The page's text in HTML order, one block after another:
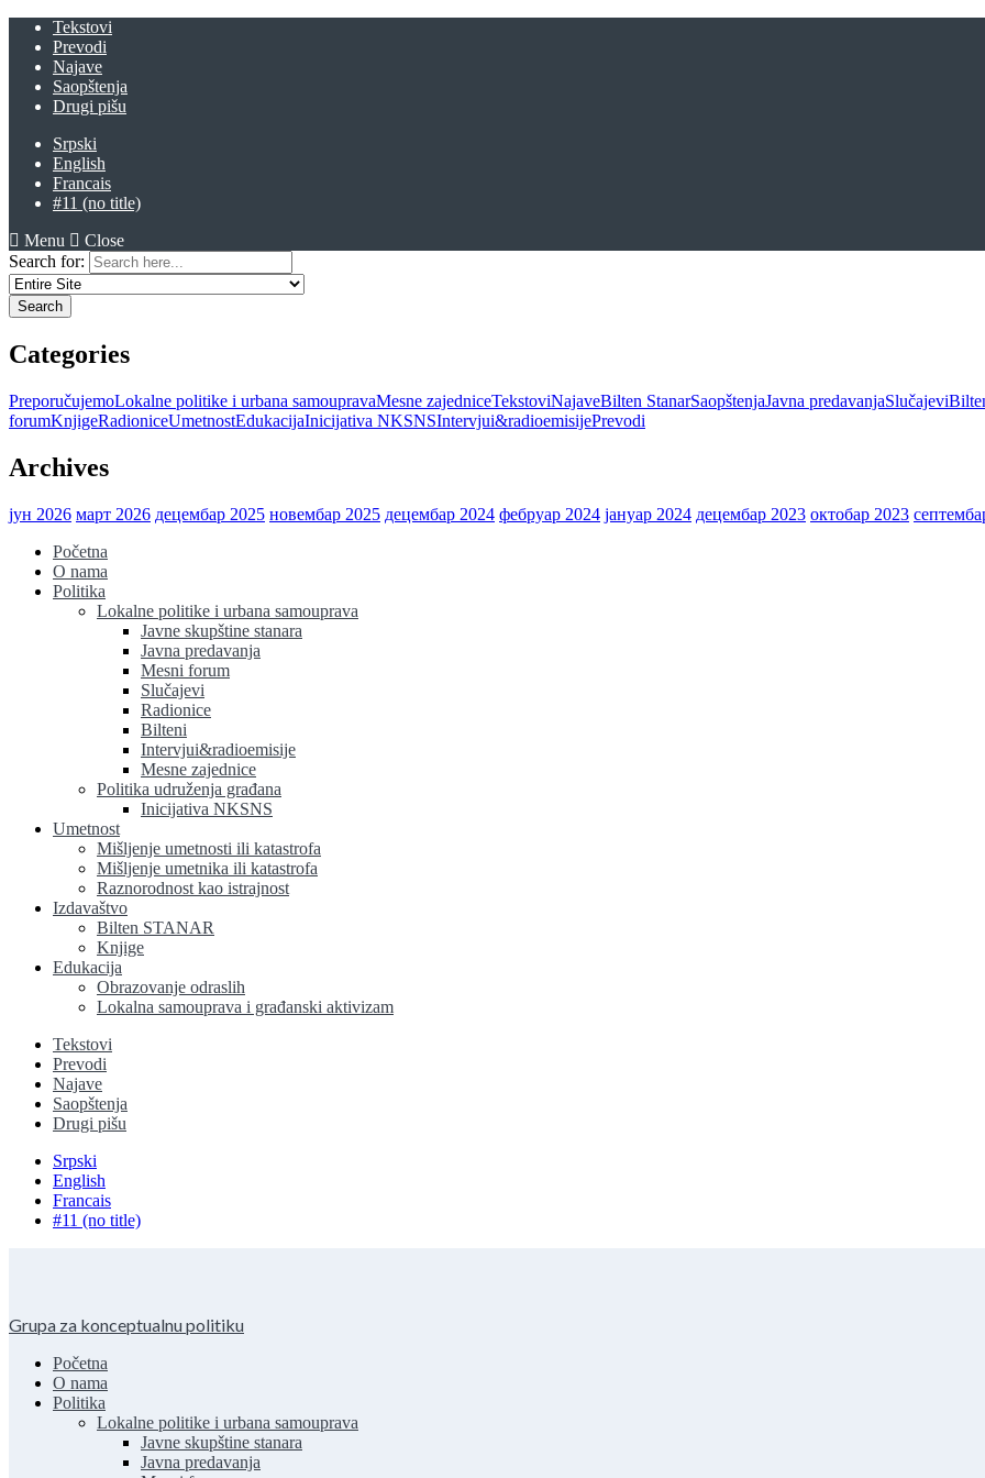
Tekstovi
Prevodi
Najave
Saopštenja
Drugi pišu
Srpski
English
Francais
#11 (no title)
Menu
Close
Search for:
Categories
PreporučujemoLokalne politike i urbana samoupravaMesne zajedniceTekstoviNajaveBilten StanarSaopštenjaJavna predavanjaSlučajevi
forumKnjigeRadioniceUmetnostEdukacijaInicijativa NKSNSIntervjui&radioemisijePrevodi
Archives
јун 2026 март 2026 децембар 2025 новембар 2025 децембар 2024 фебруар 2024 јануар 2024 децембар 2023 октобар 2023
Početna
O nama
Politika
Lokalne politike i urbana samouprava
Javne skupštine stanara
Javna predavanja
Mesni forum
Slučajevi
Radionice
Bilteni
Intervjui&radioemisije
Mesne zajednice
Politika udruženja građana
Inicijativa NKSNS
Umetnost
Mišljenje umetnosti ili katastrofa
Mišljenje umetnika ili katastrofa
Raznorodnost kao istrajnost
Izdavaštvo
Bilten STANAR
Knjige
Edukacija
Obrazovanje odraslih
Lokalna samouprava i građanski aktivizam
Tekstovi
Prevodi
Najave
Saopštenja
Drugi pišu
Srpski
English
Francais
#11 (no title)
Grupa za konceptualnu politiku
Početna
O nama
Politika
Lokalne politike i urbana samouprava
Javne skupštine stanara
Javna predavanja